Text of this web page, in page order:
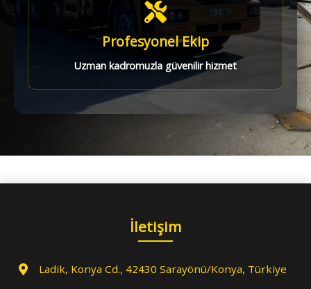
Profesyonel Ekip
Uzman kadromuzla güvenilir hizmet
İletişim
Ladik, Konya Cd., 42430 Sarayönü/Konya, Türkiye